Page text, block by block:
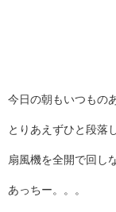
今日の朝もいつもの
とりあえずひと段落
扇風機を全開で回し
あっちー。。。